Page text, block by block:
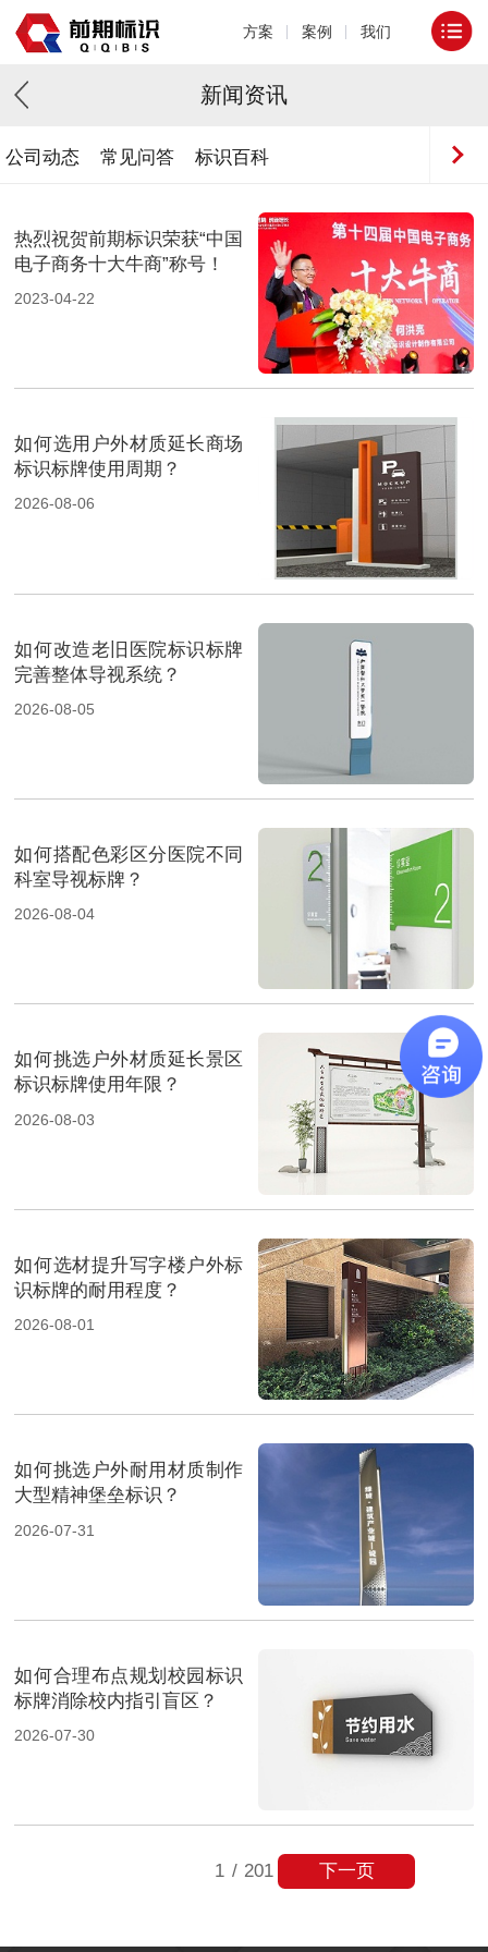
方案 案例 我们
新闻资讯
公司动态 常见问答 标识百科
热烈祝贺前期标识荣获“中国
电子商务十大牛商”称号！
2023-04-22
如何选用户外材质延长商场
标识标牌使用周期？
2026-08-06
如何改造老旧医院标识标牌
完善整体导视系统？
2026-08-05
如何搭配色彩区分医院不同
科室导视标牌？
2026-08-04
如何挑选户外材质延长景区
标识标牌使用年限？
2026-08-03
如何选材提升写字楼户外标
识标牌的耐用程度？
2026-08-01
如何挑选户外耐用材质制作
大型精神堡垒标识？
2026-07-31
如何合理布点规划校园标识
标牌消除校内指引盲区？
2026-07-30
1 / 201 下一页